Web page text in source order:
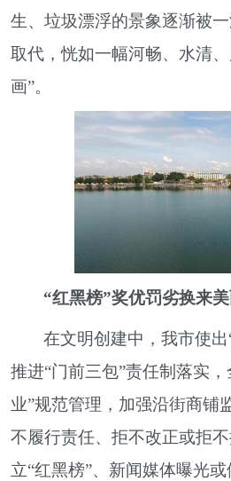
生、垃圾漂浮的景象逐渐被
取代，恍如一幅河畅、水清
画”。
“红黑榜”奖优罚劣换来
在文明创建中，我市使出
推进“门前三包”责任制落实
业”规范管理，加强沿街商铺
不履行责任、拒不改正或拒
立“红黑榜”、新闻媒体曝光